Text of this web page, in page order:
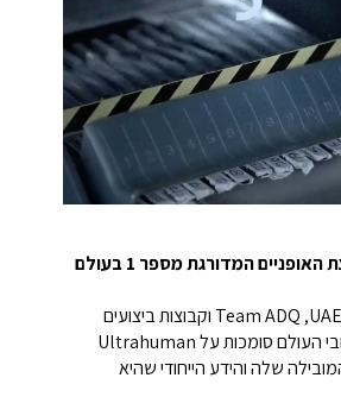
נבחר על ידי קבוצת האופניים המדורגת מספר 1 בעולם
UAE Team Emirates, ‏Team ADQ וקבוצות ביצועים
גבוהים נוספות ברחבי העולם סומכות על Ultrahuman
שלה והידע הייחודי שהיא